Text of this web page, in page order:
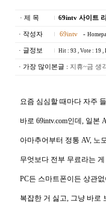
· 제 목 69intv 사이트
· 작성자 69intv-
· 글정보 Hit : 93 , Vote : 19 ,
· 가장 많이본글 : 지휴~금 생
요즘 심심할 때마다 자주
바로 69intv.com인데, 일본
아마추어부터 정통 AV, 노
무엇보다 전부 무료라는
PC든 스마트폰이든 상관
복잡한 거 싫고, 그냥 바로